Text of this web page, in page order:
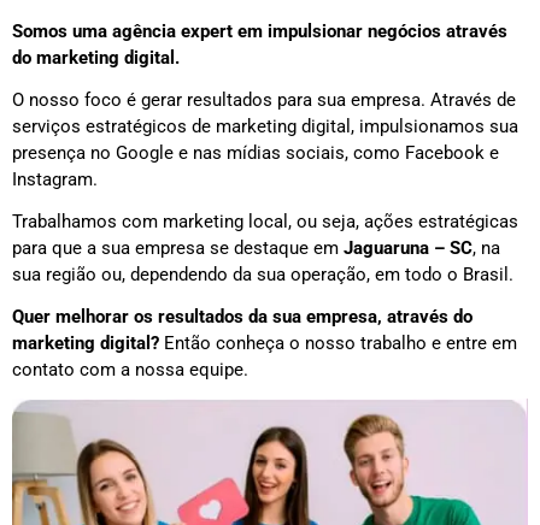
Somos uma agência expert em impulsionar negócios através
do marketing digital.
O nosso foco é gerar resultados para sua empresa. Através de
serviços estratégicos de marketing digital, impulsionamos sua
presença no Google e nas mídias sociais, como Facebook e
Instagram.
Trabalhamos com marketing local, ou seja, ações estratégicas
para que a sua empresa se destaque em Jaguaruna – SC, na
sua região ou, dependendo da sua operação, em todo o Brasil.
Quer melhorar os resultados da sua empresa, através do
marketing digital? Então conheça o nosso trabalho e entre em
contato com a nossa equipe.